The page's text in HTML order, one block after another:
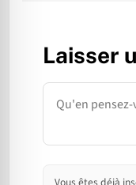
Laisser
Commentaire